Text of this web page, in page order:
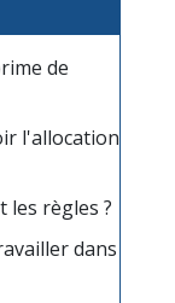
de
l'allocation
les règles ?
dans